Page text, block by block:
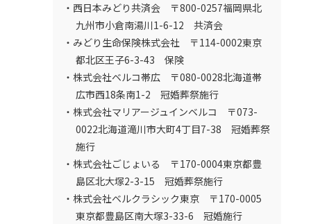
・西日本みどり共済会 〒800-0257福岡県北
九州市小倉南湯川1-6-12 共済会
・みどり生命保険株式会社 〒114-0002東京
都北区王子6-3-43 保険
・株式会社ベルコ帯広 〒080-0028北海道帯
広市西18条南1-2 冠婚葬祭施行
・株式会社マリアージュインベルコ 〒073-
0022北海道滝川市大町4丁目7-38 冠婚葬祭
施行
・株式会社ごじょいる 〒170-0004東京都豊
島区北大塚2-3-15 冠婚葬祭施行
・株式会社ベルクラシック東京 〒170-0005
東京都豊島区南大塚3-33-6 冠婚施行